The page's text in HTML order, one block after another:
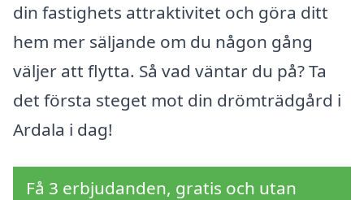
din fastighets attraktivitet och göra ditt
hem mer säljande om du någon gång
väljer att flytta. Så vad väntar du på? Ta
det första steget mot din drömträdgård i
Ardala i dag!
Få 3 erbjudanden, gratis och utan